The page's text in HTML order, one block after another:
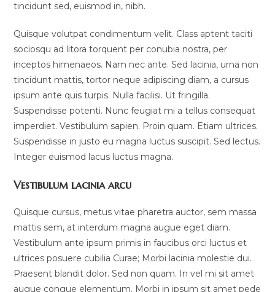
tincidunt sed, euismod in, nibh.
Quisque volutpat condimentum velit. Class aptent taciti
sociosqu ad litora torquent per conubia nostra, per
inceptos himenaeos. Nam nec ante. Sed lacinia, urna non
tincidunt mattis, tortor neque adipiscing diam, a cursus
ipsum ante quis turpis. Nulla facilisi. Ut fringilla.
Suspendisse potenti. Nunc feugiat mi a tellus consequat
imperdiet. Vestibulum sapien. Proin quam. Etiam ultrices.
Suspendisse in justo eu magna luctus suscipit. Sed lectus.
Integer euismod lacus luctus magna.
Vestibulum lacinia arcu
Quisque cursus, metus vitae pharetra auctor, sem massa
mattis sem, at interdum magna augue eget diam.
Vestibulum ante ipsum primis in faucibus orci luctus et
ultrices posuere cubilia Curae; Morbi lacinia molestie dui.
Praesent blandit dolor. Sed non quam. In vel mi sit amet
augue congue elementum. Morbi in ipsum sit amet pede